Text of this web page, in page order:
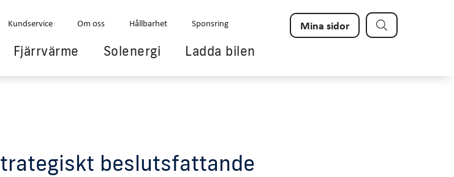
Sök
Kundservice Om oss Hållbarhet Sponsring Mina sidor
Fjärrvärme Solenergi Ladda bilen
beslutsfattande